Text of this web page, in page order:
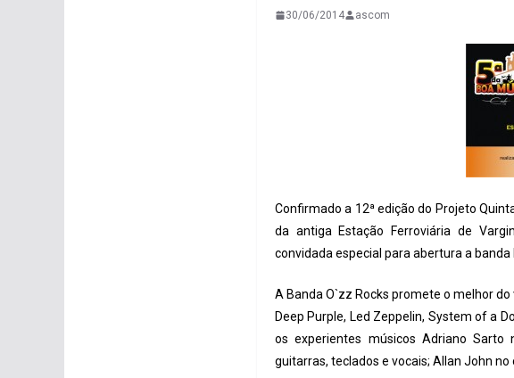
30/06/2014 ascom
Confirmado a 12ª edição do Projeto
da antiga Estação Ferroviária de
convidada especial para abertura a banda
A Banda O`zz Rocks promete o melhor
Deep Purple, Led Zeppelin, System of a
os experientes músicos Adriano Sarto
guitarras, teclados e vocais; Allan John